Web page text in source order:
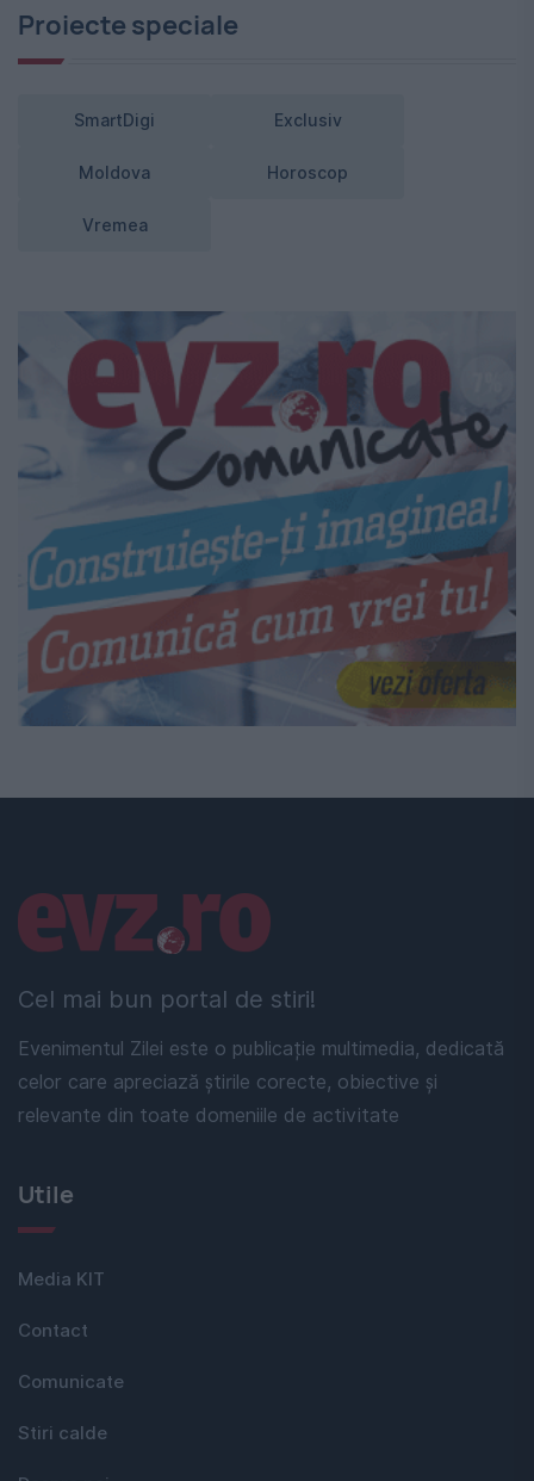
Proiecte speciale
SmartDigi Exclusiv
Moldova Horoscop
Vremea
Cel mai bun portal de stiri!
Evenimentul Zilei este o publicație multimedia, dedicată
celor care apreciază știrile corecte, obiective și
relevante din toate domeniile de activitate
Linkuri utile
Utile
Media KIT
Contact
Comunicate
Stiri calde